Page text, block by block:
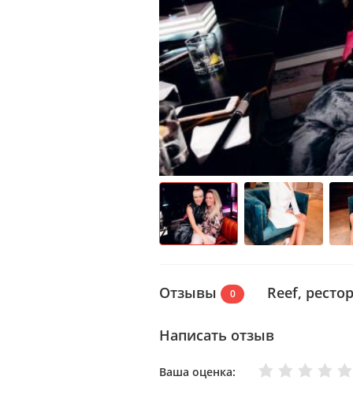
Отзывы 0 Reef,
Написать отзыв
Ваша оценка: Отлично
Хорошо
Нормально
Плохо
Очень плохо